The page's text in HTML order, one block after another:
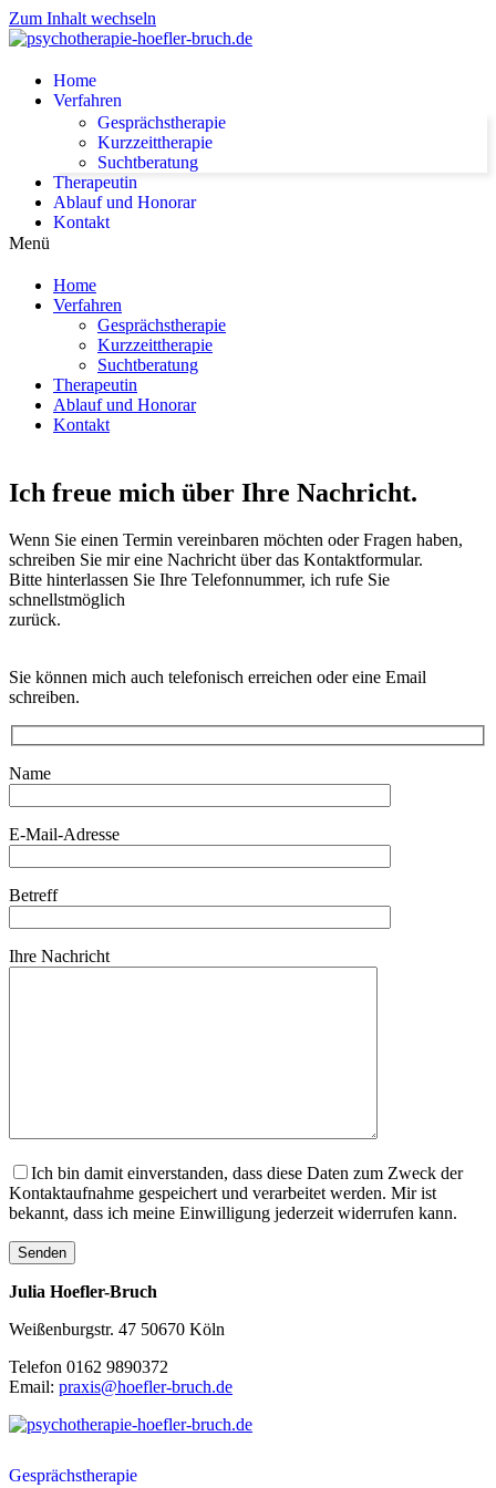
Zum Inhalt wechseln
Home
Verfahren
Gesprächstherapie
Kurzzeittherapie
Suchtberatung
Therapeutin
Ablauf und Honorar
Kontakt
Menü
Home
Verfahren
Gesprächstherapie
Kurzzeittherapie
Suchtberatung
Therapeutin
Ablauf und Honorar
Kontakt
Ich freue mich über Ihre Nachricht.
Wenn Sie einen Termin vereinbaren möchten oder Fragen haben,
schreiben Sie mir eine Nachricht über das Kontaktformular.
Bitte hinterlassen Sie Ihre Telefonnummer, ich rufe Sie
schnellstmöglich
zurück.
Sie können mich auch telefonisch erreichen oder eine Email
schreiben.
Name
E-Mail-Adresse
Betreff
Ihre Nachricht
Ich bin damit einverstanden, dass diese Daten zum Zweck der
Kontaktaufnahme gespeichert und verarbeitet werden. Mir ist
bekannt, dass ich meine Einwilligung jederzeit widerrufen kann.
Julia Hoefler-Bruch
Weißenburgstr. 47 50670 Köln
Telefon 0162 9890372
Email: praxis@hoefler-bruch.de
Gesprächstherapie